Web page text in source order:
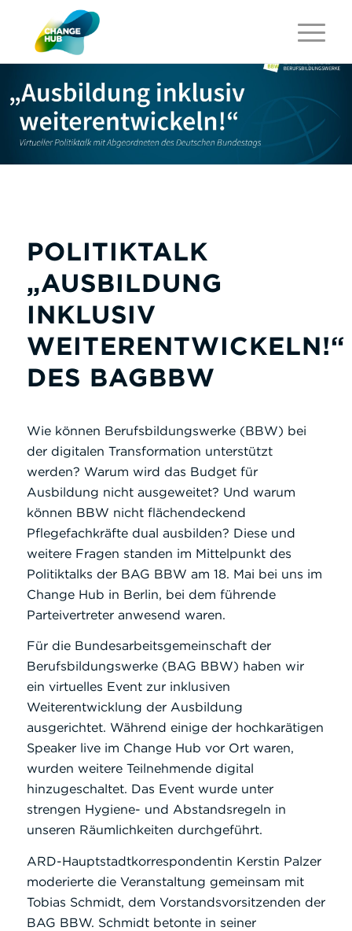
POLITIKTALK
„AUSBILDUNG
INKLUSIV
WEITERENTWICKELN!“
DES BAGBBW
Wie können Berufsbildungswerke (BBW) bei
der digitalen Transformation unterstützt
werden? Warum wird das Budget für
Ausbildung nicht ausgeweitet? Und warum
können BBW nicht flächendeckend
Pflegefachkräfte dual ausbilden? Diese und
weitere Fragen standen im Mittelpunkt des
Politiktalks der BAG BBW am 18. Mai bei uns im
Change Hub in Berlin, bei dem führende
Parteivertreter anwesend waren.
Für die Bundesarbeitsgemeinschaft der
Berufsbildungswerke (BAG BBW) haben wir
ein virtuelles Event zur inklusiven
Weiterentwicklung der Ausbildung
ausgerichtet. Während einige der hochkarätigen
Speaker live im Change Hub vor Ort waren,
wurden weitere Teilnehmende digital
hinzugeschaltet. Das Event wurde unter
strengen Hygiene- und Abstandsregeln in
unseren Räumlichkeiten durchgeführt.
ARD-Hauptstadtkorrespondentin Kerstin Palzer
moderierte die Veranstaltung gemeinsam mit
Tobias Schmidt, dem Vorstandsvorsitzenden der
BAG BBW. Schmidt betonte in seiner